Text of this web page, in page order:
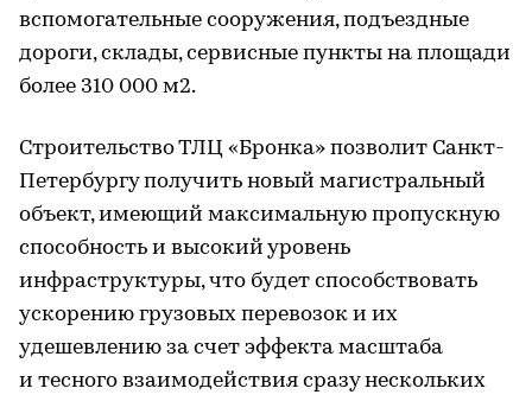
вспомогательные сооружения, подъездные
дороги, склады, сервисные пункты на площади
более 310 000 м2.
Строительство ТЛЦ «Бронка» позволит Санкт-
Петербургу получить новый магистральный
объект, имеющий максимальную пропускную
способность и высокий уровень
инфраструктуры, что будет способствовать
ускорению грузовых перевозок и их
удешевлению за счет эффекта масштаба
и тесного взаимодействия сразу нескольких